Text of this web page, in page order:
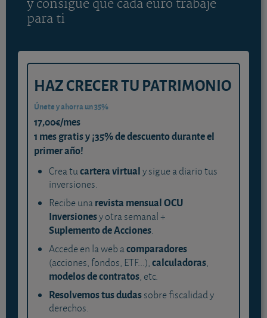
y consigue que cada euro trabaje
para ti
HAZ CRECER TU PATRIMONIO
Únete y ahorra un 35%
17,00€/mes
1 mes gratis y ¡35% de descuento durante el
primer año!
Crea tucartera virtualy sigue a diario tus
inversiones.
Recibe unarevista mensual OCU
Inversionesy otra semanal +
Suplemento de Acciones.
Accede en la web acomparadores
(acciones, fondos, ETF...),calculadoras,
modelos de contratos, etc.
Resolvemos tus dudassobre fiscalidad y
derechos.